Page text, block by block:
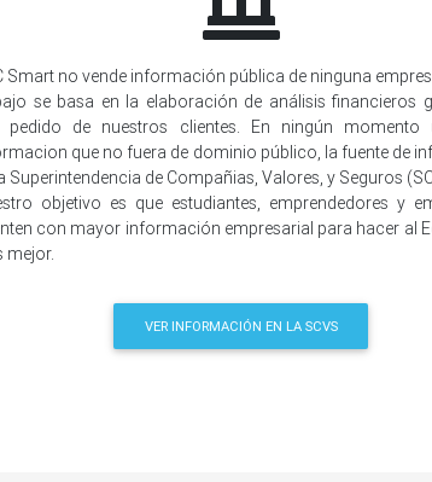
Smart no vende información pública de ninguna
se basa en la elaboración de análisis financieros
pedido de nuestros clientes. En ningún momento
que no fuera de dominio público, la fuente de
Superintendencia de Compañias, Valores, y Seguros
objetivo es que estudiantes, emprendedores y
con mayor información empresarial para hacer al
mejor.
VER INFORMACIÓN EN LA SCVS